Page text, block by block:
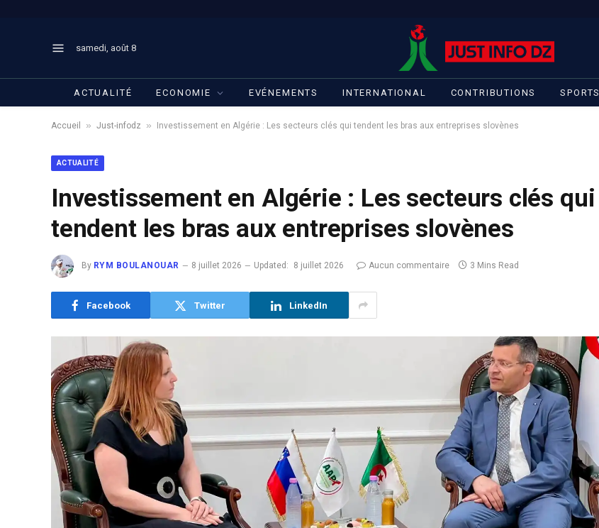
samedi, août 8
ACTUALITÉ ECONOMIE EVÉNEMENTS INTERNATIONAL CONTRIBUTIONS SPORTS
Accueil » Just-infodz » Investissement en Algérie : Les secteurs clés qui tendent les bras aux entreprises slovènes
ACTUALITÉ
Investissement en Algérie : Les secteurs clés qui
tendent les bras aux entreprises slovènes
By RYM BOULANOUAR 8 juillet 2026 Updated: 8 juillet 2026 Aucun commentaire 3 Mins Read
Facebook Twitter LinkedIn